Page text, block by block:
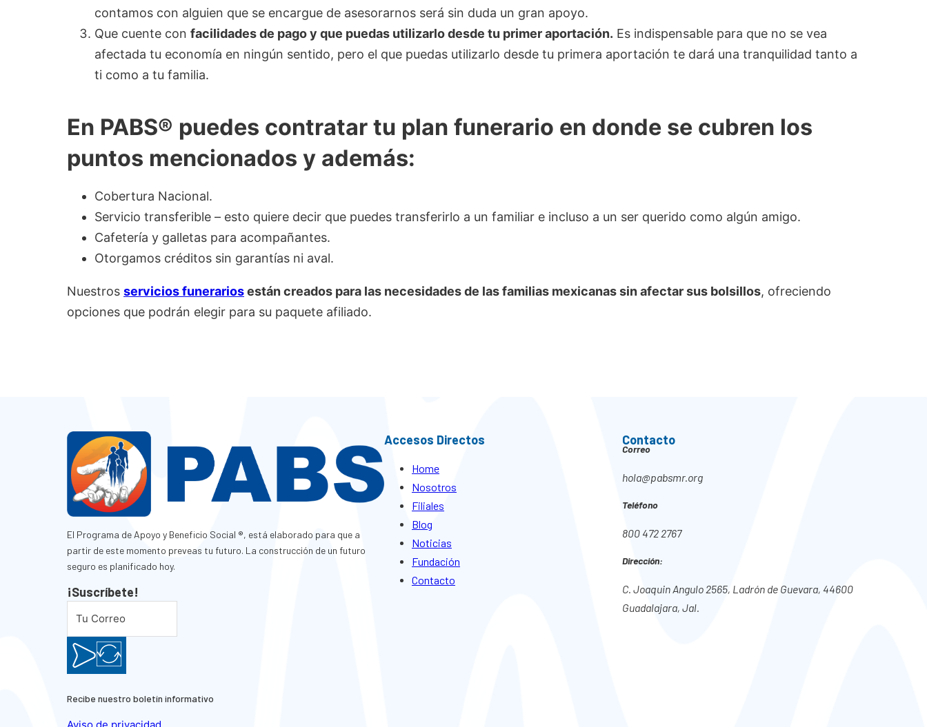
contamos con alguien que se encargue de asesorarnos será sin duda un gran apoyo.
Que cuente con facilidades de pago y que puedas utilizarlo desde tu primer aportación. Es indispensable para que no se vea
afectada tu economía en ningún sentido, pero el que puedas utilizarlo desde tu primera aportación te dará una tranquilidad tanto a
ti como a tu familia.
En PABS® puedes contratar tu plan funerario en donde se cubren los
puntos mencionados y además:
Cobertura Nacional.
Servicio transferible – esto quiere decir que puedes transferirlo a un familiar e incluso a un ser querido como algún amigo.
Cafetería y galletas para acompañantes.
Otorgamos créditos sin garantías ni aval.
Nuestros servicios funerariosestán creados para las necesidades de las familias mexicanas sin afectar sus bolsillos, ofreciendo
opciones que podrán elegir para su paquete afiliado.
El Programa de Apoyo y Beneficio Social ®, está elaborado para que a
partir de este momento preveas tu futuro. La construcción de un futuro
seguro es planificado hoy.
¡Suscríbete!
Recibe nuestro boletín informativo
Accesos Directos
Home
Nosotros
Filiales
Blog
Noticias
Fundación
Contacto
Contacto
Correo
hola@pabsmr.org
Teléfono
800 472 2767
Dirección:
C. Joaquin Angulo 2565, Ladrón de Guevara, 44600
Guadalajara, Jal.
Aviso de privacidad